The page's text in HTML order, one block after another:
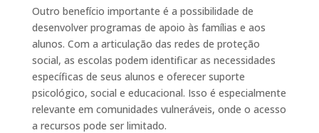
Outro benefício importante é a possibilidade de
desenvolver programas de apoio às famílias e aos
alunos. Com a articulação das redes de proteção
social, as escolas podem identificar as necessidades
específicas de seus alunos e oferecer suporte
psicológico, social e educacional. Isso é especialmente
relevante em comunidades vulneráveis, onde o acesso
a recursos pode ser limitado.